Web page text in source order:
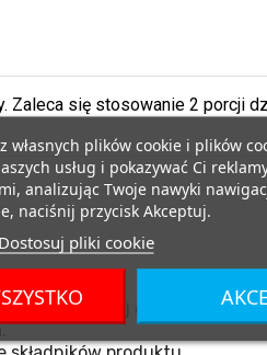
Zaleca się stosowanie 2 porcji
diety.
własnych plików cookie i plików
usług i pokazywać Ci
analizując Twoje nawyki
naciśnij przycisk Akceptuj.
Dostosuj pliki cookie